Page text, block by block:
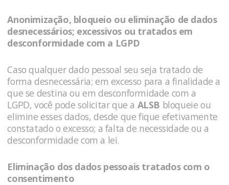
Anonimização, bloqueio ou eliminação de dados
desnecessários; excessivos ou tratados em
desconformidade com a LGPD
Caso qualquer dado pessoal seu seja tratado de
forma desnecessária; em excesso para a finalidade a
que se destina ou em desconformidade com a
LGPD, você pode solicitar que a ALSB bloqueie ou
elimine esses dados, desde que fique efetivamente
constatado o excesso; a falta de necessidade ou a
desconformidade com a lei.
Eliminação dos dados pessoais tratados com o
consentimento